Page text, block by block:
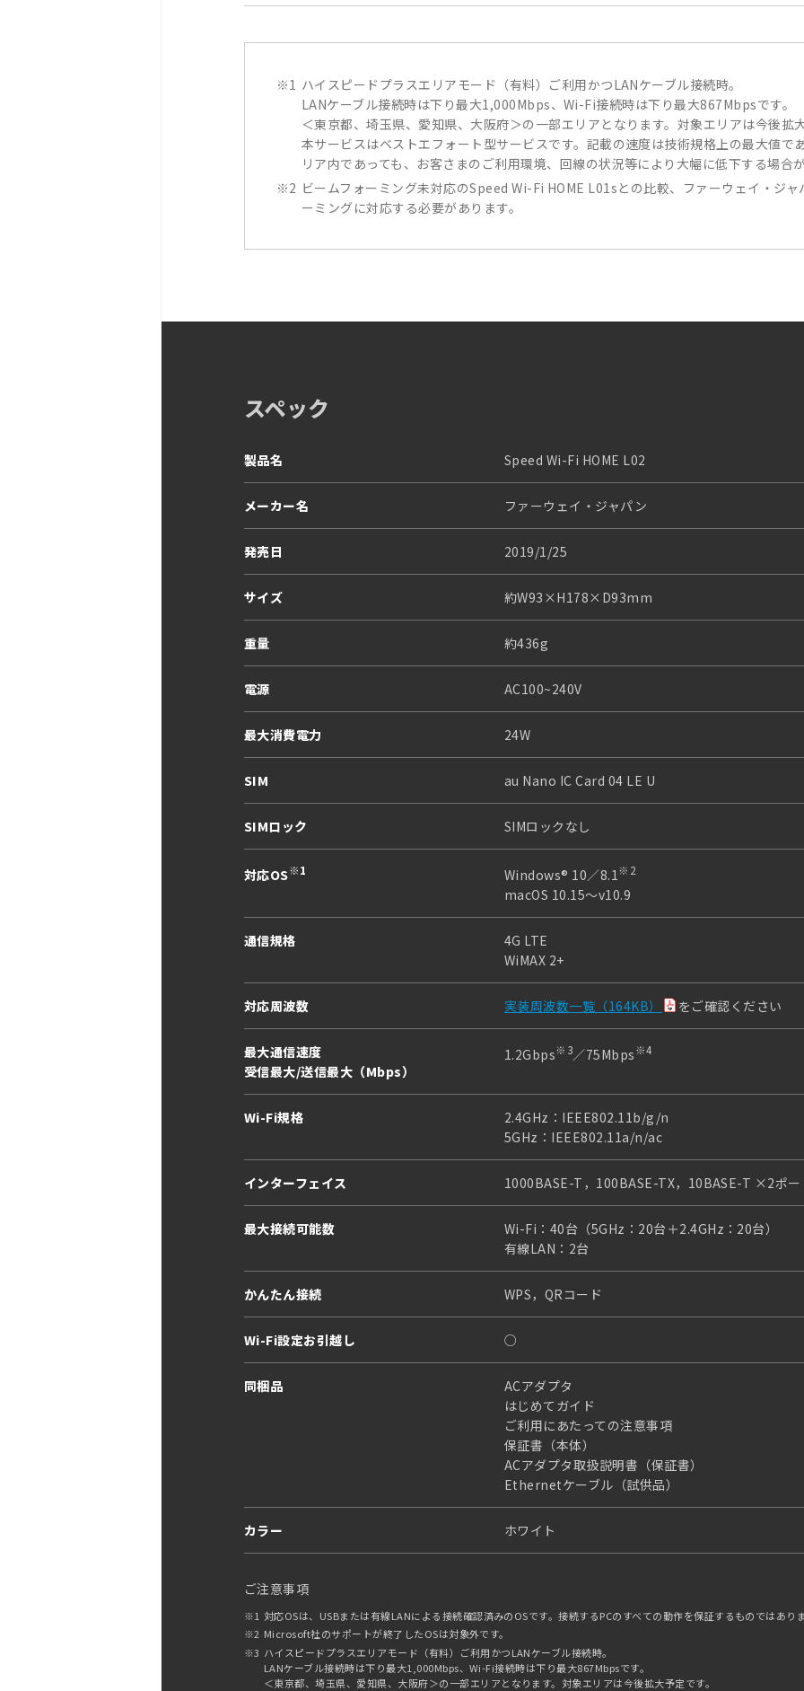
※1 ハイスピードプラスエリアモード（有料）ご利用かつLANケーブル接続時。
LANケーブル接続時は下り最大1,000Mbps、Wi-Fi接続時は下り最大867Mbpsです。
＜東京都、埼玉県、愛知県、大阪府＞の一部エリアとなります。対象エリアは今後拡
本サービスはベストエフォート型サービスです。記載の速度は技術規格上の最大値で
リア内であっても、お客さまのご利用環境、回線の状況等により大幅に低下する場
※2 ビームフォーミング未対応のSpeed Wi-Fi HOME L01sとの比較、ファーウェイ・ジ
ーミングに対応する必要があります。
スペック
製品名 Speed Wi-Fi HOME L02
メーカー名 ファーウェイ・ジャパン
発売日 2019/1/25
サイズ 約W93×H178×D93mm
重量 約436g
電源 AC100~240V
最大消費電力 24W
SIM au Nano IC Card 04 LE U
SIMロック SIMロックなし
対応OS※1 Windows® 10／8.1 ※2
macOS 10.15～v10.9
通信規格
4G LTE
WiMAX 2+
対応周波数 実装周波数一覧（164KB） をご確認ください
最大通信速度
受信最大/送信最大（Mbps）
1.2Gbps※3／75Mbps※4
Wi-Fi規格
2.4GHz：IEEE802.11b/g/n
5GHz：IEEE802.11a/n/ac
インターフェイス 1000BASE-T，100BASE-TX，10BASE-T ×2ポー
最大接続可能数
Wi-Fi：40台（5GHz：20台＋2.4GHz：20台）
有線LAN：2台
かんたん接続 WPS，QRコード
Wi-Fi設定お引越し ○
同梱品
ACアダプタ
はじめてガイド
ご利用にあたっての注意事項
保証書（本体）
ACアダプタ取扱説明書（保証書）
Ethernetケーブル（試供品）
カラー ホワイト
ご注意事項
※1 対応OSは、USBまたは有線LANによる接続確認済みのOSです。接続するPCのすべての動作を保証するものではあ
※2 Microsoft社のサポートが終了したOSは対象外です。
※3 ハイスピードプラスエリアモード（有料）ご利用かつLANケーブル接続時。
LANケーブル接続時は下り最大1,000Mbps、Wi-Fi接続時は下り最大867Mbpsです。
＜東京都、埼玉県、愛知県、大阪府＞の一部エリアとなります。対象エリアは今後拡大予定です。